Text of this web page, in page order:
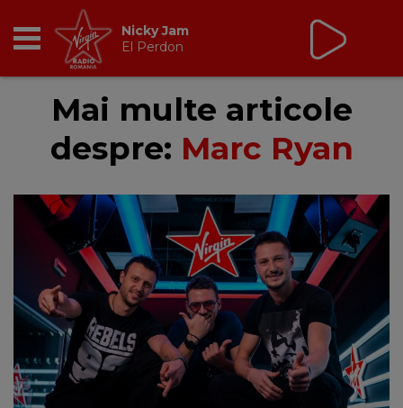
RADIO
BREAKFAST
TIC TALK
CÂȘTIGĂ
HOT 30
DANCEFLOOR CHART
RADIO ACADEMY
Nicky Jam
El Perdon
Mai multe articole
despre: Marc Ryan